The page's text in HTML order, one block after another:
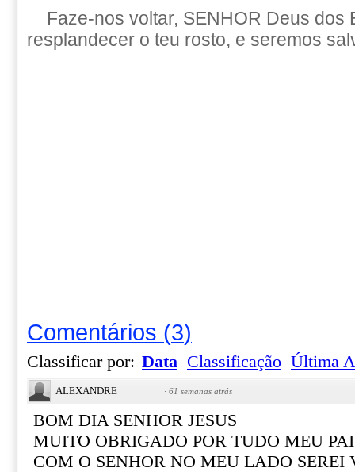
Faze-nos voltar, SENHOR Deus dos
resplandecer o teu rosto, e seremos
Comentários (3)
Classificar por: Data Classificação Última
ALEXANDRE · 61 semanas atrás
BOM DIA SENHOR JESUS
MUITO OBRIGADO POR TUDO MEU PAI
COM O SENHOR NO MEU LADO SEREI